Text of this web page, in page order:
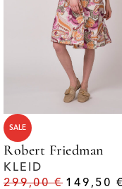
SALE
Robert Friedman
KLEID
299,00€ 149,50€